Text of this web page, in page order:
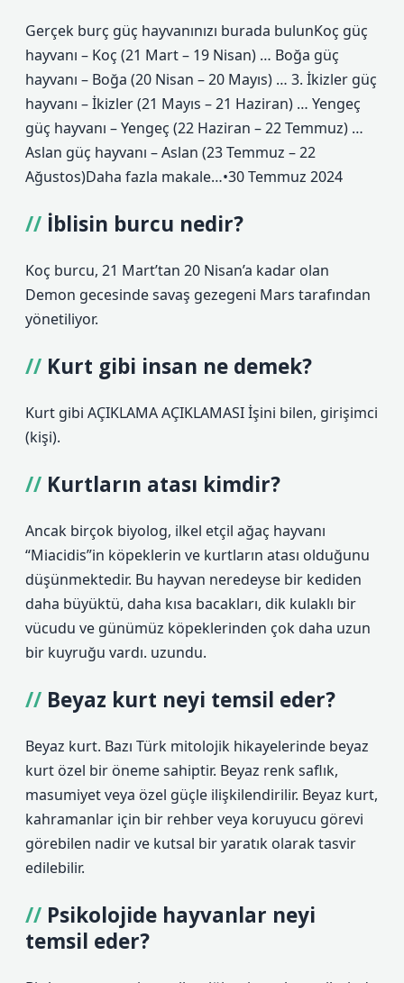
Gerçek burç güç hayvanınızı burada bulunKoç güç
hayvanı – Koç (21 Mart – 19 Nisan) … Boğa güç
hayvanı – Boğa (20 Nisan – 20 Mayıs) … 3. İkizler güç
hayvanı – İkizler (21 Mayıs – 21 Haziran) … Yengeç
güç hayvanı – Yengeç (22 Haziran – 22 Temmuz) …
Aslan güç hayvanı – Aslan (23 Temmuz – 22
Ağustos)Daha fazla makale…•30 Temmuz 2024
İblisin burcu nedir?
Koç burcu, 21 Mart’tan 20 Nisan’a kadar olan
Demon gecesinde savaş gezegeni Mars tarafından
yönetiliyor.
Kurt gibi insan ne demek?
Kurt gibi AÇIKLAMA AÇIKLAMASI İşini bilen, girişimci
(kişi).
Kurtların atası kimdir?
Ancak birçok biyolog, ilkel etçil ağaç hayvanı
“Miacidis”in köpeklerin ve kurtların atası olduğunu
düşünmektedir. Bu hayvan neredeyse bir kediden
daha büyüktü, daha kısa bacakları, dik kulaklı bir
vücudu ve günümüz köpeklerinden çok daha uzun
bir kuyruğu vardı. uzundu.
Beyaz kurt neyi temsil eder?
Beyaz kurt. Bazı Türk mitolojik hikayelerinde beyaz
kurt özel bir öneme sahiptir. Beyaz renk saflık,
masumiyet veya özel güçle ilişkilendirilir. Beyaz kurt,
kahramanlar için bir rehber veya koruyucu görevi
görebilen nadir ve kutsal bir yaratık olarak tasvir
edilebilir.
Psikolojide hayvanlar neyi
temsil eder?